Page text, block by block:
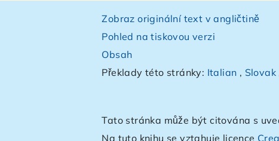
Zobraz originální text v angličtině
Pohled na tiskovou verzi
Obsah
Překlady této stránky: Italian , Slovak
Tato stránka může být citována s
Na tuto knihu se vztahuje licence